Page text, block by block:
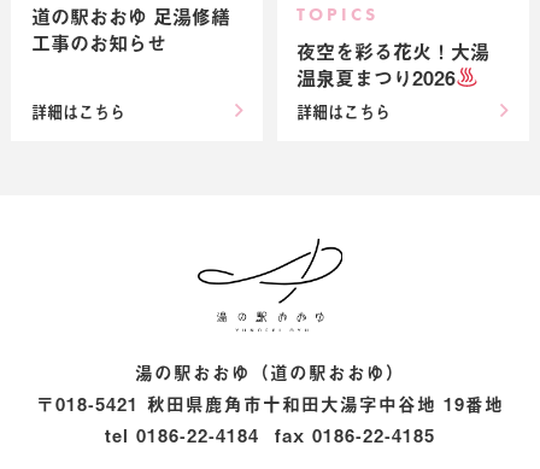
道の駅おおゆ 足湯修繕
工事のお知らせ
詳細はこちら
TOPICS
夜空を彩る花火！大湯
温泉夏まつり2026
詳細はこちら
湯の駅おおゆ（道の駅おおゆ）
〒018-5421 秋田県鹿角市十和田大湯字中谷地 19番地
tel0186-22-4184 fax 0186-22-4185